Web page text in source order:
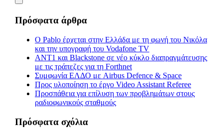
Πρόσφατα άρθρα
Ο Pablo έρχεται στην Ελλάδα με τη φωνή του Νικόλα
και την υπογραφή του Vodafone TV
ΑΝΤ1 και Blackstone σε νέο κύκλο διαπραγμάτευσης
με τις τράπεζες για τη Forthnet
Συμφωνία ΕΛΔΟ με Airbus Defence & Space
Προς υλοποίηση το έργο Video Assistant Referee
Προσπάθεια για επίλυση των προβλημάτων στους
ραδιοφωνικούς σταθμούς
Πρόσφατα σχόλια